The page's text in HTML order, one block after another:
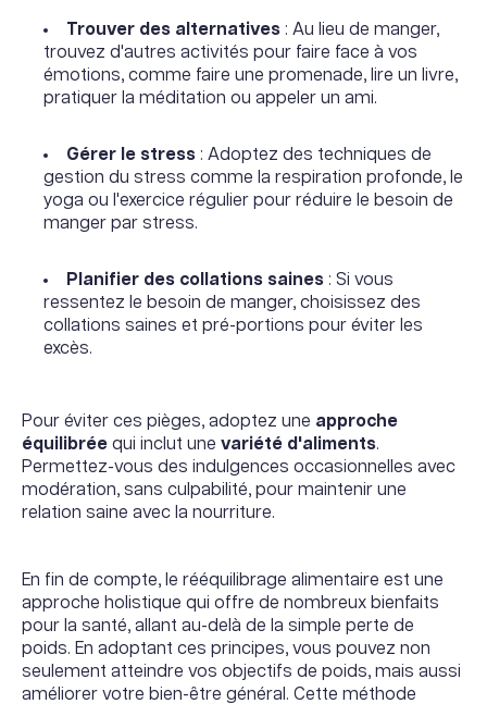
Trouver des alternatives : Au lieu de manger,
trouvez d'autres activités pour faire face à vos
émotions, comme faire une promenade, lire un livre,
pratiquer la méditation ou appeler un ami.
Gérer le stress : Adoptez des techniques de
gestion du stress comme la respiration profonde, le
yoga ou l'exercice régulier pour réduire le besoin de
manger par stress.
Planifier des collations saines : Si vous
ressentez le besoin de manger, choisissez des
collations saines et pré-portions pour éviter les
excès.
Pour éviter ces pièges, adoptez une approche
équilibrée qui inclut une variété d'aliments.
Permettez-vous des indulgences occasionnelles avec
modération, sans culpabilité, pour maintenir une
relation saine avec la nourriture.
En fin de compte, le rééquilibrage alimentaire est une
approche holistique qui offre de nombreux bienfaits
pour la santé, allant au-delà de la simple perte de
poids. En adoptant ces principes, vous pouvez non
seulement atteindre vos objectifs de poids, mais aussi
améliorer votre bien-être général. Cette méthode